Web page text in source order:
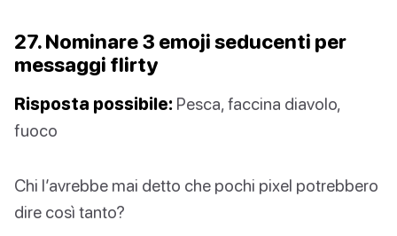
27. Nominare 3 emoji seducenti per
messaggi flirty
Risposta possibile: Pesca, faccina diavolo,
fuoco
Chi l’avrebbe mai detto che pochi pixel potrebbero
dire così tanto?